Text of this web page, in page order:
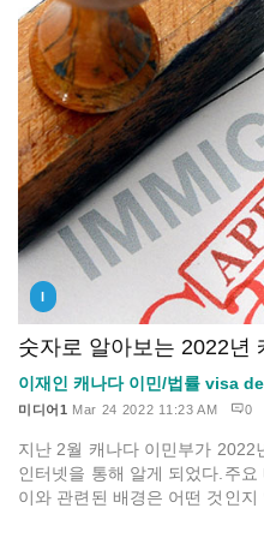
I
숫자로 알아보는 2022년
이재인 캐나다 이민/법률 visa
미디어1 Mar 24 2022 11:23 AM 0
지난 2월 캐나다 이민부가 2022
인터넷을 통해 알게 되었다.주
이와 관련된 배경은 어떤 것인지